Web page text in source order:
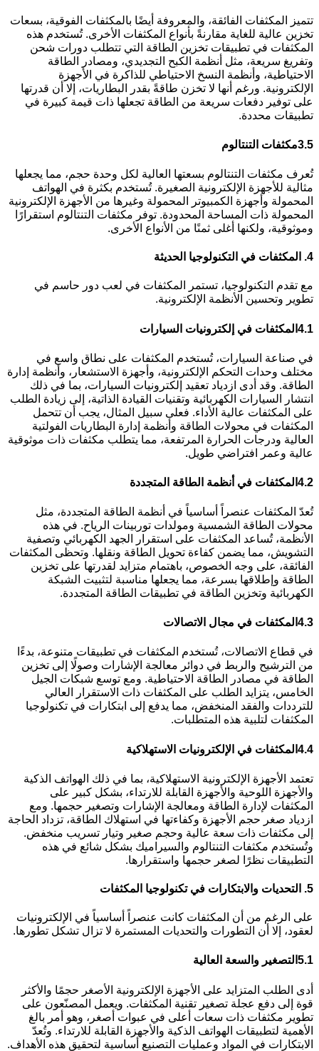
تتميز المكثفات الفائقة، والمعروفة أيضًا بالمكثفات الفوقية، بسعات
تخزين عالية للغاية مقارنةً بأنواع المكثفات الأخرى. تُستخدم هذه
المكثفات في تطبيقات تخزين الطاقة التي تتطلب دورات شحن
وتفريغ سريعة، مثل أنظمة الكبح التجديدي، ومصادر الطاقة
الاحتياطية، وأنظمة النسخ الاحتياطي للذاكرة في الأجهزة
الإلكترونية. ورغم أنها لا تخزن طاقةً بقدر البطاريات، إلا أن قدرتها
على توفير دفعات سريعة من الطاقة تجعلها ذات قيمة كبيرة في
تطبيقات محددة.
3.5مكثفات التنتالوم
تُعرف مكثفات التنتالوم بسعتها العالية لكل وحدة حجم، مما يجعلها
مثالية للأجهزة الإلكترونية الصغيرة. تُستخدم بكثرة في الهواتف
المحمولة وأجهزة الكمبيوتر المحمولة وغيرها من الأجهزة الإلكترونية
المحمولة ذات المساحة المحدودة. توفر مكثفات التنتالوم استقرارًا
وموثوقية، ولكنها أغلى ثمنًا من الأنواع الأخرى.
4. المكثفات في التكنولوجيا الحديثة
مع تقدم التكنولوجيا، تستمر المكثفات في لعب دور حاسم في
تطوير وتحسين الأنظمة الإلكترونية.
4.1 المكثفات في إلكترونيات السيارات
في صناعة السيارات، تُستخدم المكثفات على نطاق واسع في
مختلف وحدات التحكم الإلكترونية، وأجهزة الاستشعار، وأنظمة إدارة
الطاقة. وقد أدى ازدياد تعقيد إلكترونيات السيارات، بما في ذلك
انتشار السيارات الكهربائية وتقنيات القيادة الذاتية، إلى زيادة الطلب
على المكثفات عالية الأداء. فعلى سبيل المثال، يجب أن تتحمل
المكثفات في محولات الطاقة وأنظمة إدارة البطاريات الفولتية
العالية ودرجات الحرارة المرتفعة، مما يتطلب مكثفات ذات موثوقية
عالية وعمر افتراضي طويل.
4.2 المكثفات في أنظمة الطاقة المتجددة
تُعدّ المكثفات عنصراً أساسياً في أنظمة الطاقة المتجددة، مثل
محولات الطاقة الشمسية ومولدات توربينات الرياح. في هذه
الأنظمة، تُساعد المكثفات على استقرار الجهد الكهربائي وتصفية
التشويش، مما يضمن كفاءة تحويل الطاقة ونقلها. وتحظى المكثفات
الفائقة، على وجه الخصوص، باهتمام متزايد لقدرتها على تخزين
الطاقة وإطلاقها بسرعة، مما يجعلها مناسبة لتثبيت الشبكة
الكهربائية وتخزين الطاقة في تطبيقات الطاقة المتجددة.
4.3 المكثفات في مجال الاتصالات
في قطاع الاتصالات، تُستخدم المكثفات في تطبيقات متنوعة، بدءًا
من الترشيح والربط في دوائر معالجة الإشارات وصولًا إلى تخزين
الطاقة في مصادر الطاقة الاحتياطية. ومع توسع شبكات الجيل
الخامس، يتزايد الطلب على المكثفات ذات الاستقرار العالي
للترددات والفقد المنخفض، مما يدفع إلى ابتكارات في تكنولوجيا
المكثفات لتلبية هذه المتطلبات.
4.4 المكثفات في الإلكترونيات الاستهلاكية
تعتمد الأجهزة الإلكترونية الاستهلاكية، بما في ذلك الهواتف الذكية
والأجهزة اللوحية والأجهزة القابلة للارتداء، بشكل كبير على
المكثفات لإدارة الطاقة ومعالجة الإشارات وتصغير حجمها. ومع
ازدياد صغر حجم الأجهزة وكفاءتها في استهلاك الطاقة، تزداد الحاجة
إلى مكثفات ذات سعة عالية وحجم صغير وتيار تسريب منخفض.
وتُستخدم مكثفات التنتالوم والسيراميك بشكل شائع في هذه
التطبيقات نظرًا لصغر حجمها واستقرارها.
5. التحديات والابتكارات في تكنولوجيا المكثفات
على الرغم من أن المكثفات كانت عنصراً أساسياً في الإلكترونيات
لعقود، إلا أن التطورات والتحديات المستمرة لا تزال تشكل تطورها.
5.1 التصغير والسعة العالية
أدى الطلب المتزايد على الأجهزة الإلكترونية الأصغر حجمًا والأكثر
قوة إلى دفع عجلة تصغير تقنية المكثفات. ويعمل المصنّعون على
تطوير مكثفات ذات سعات أعلى في عبوات أصغر، وهو أمر بالغ
الأهمية لتطبيقات الهواتف الذكية والأجهزة القابلة للارتداء. وتُعدّ
الابتكارات في المواد وعمليات التصنيع أساسية لتحقيق هذه الأهداف.